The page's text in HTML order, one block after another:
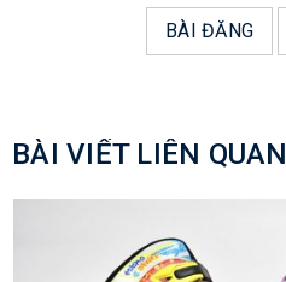
BÀI ĐĂNG
BÀI VIẾT LIÊN QUAN